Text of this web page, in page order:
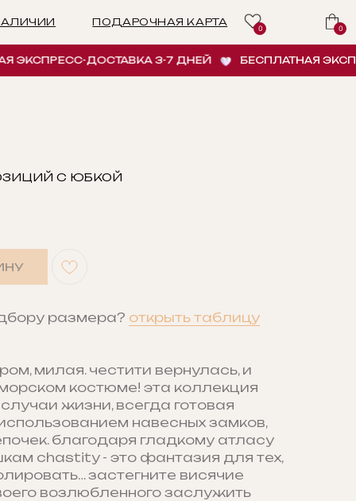
ПОДАРОЧНАЯ КАРТА
0 0
ДОСТАВКА 3-7 ДНЕЙ БЕСПЛАТНАЯ
С ЮБКОЙ
размера? открыть таблицу
милая. честити вернулась, и
костюме! эта коллекция
жизни, всегда готовая
навесных замков,
благодаря гладкому атласу
chastity - это фантазия для тех,
застегните висячие
возлюбленного заслужить